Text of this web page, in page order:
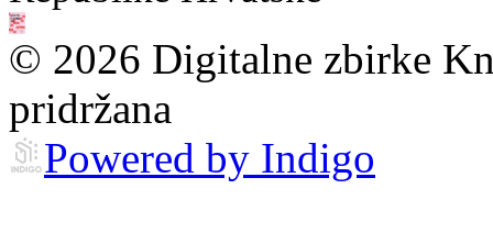
© 2026 Digitalne zbirke
pridržana
Powered by Indigo